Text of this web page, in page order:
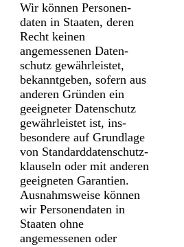
Wir können Personen­
daten in Staaten, deren
Recht keinen
angemessenen Daten­
schutz gewähr­leistet,
bekannt­geben, sofern aus
anderen Gründen ein
geeigneter Daten­schutz
gewähr­leistet ist, ins­
besondere auf Grund­lage
von Standard­datenschutz­
klauseln oder mit anderen
geeigneten Garantien.
Ausnahms­weise können
wir Personen­daten in
Staaten ohne
angemessenen oder